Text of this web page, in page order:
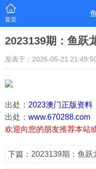
首页
2023139期：鱼跃
发表于：2026-05-21
出处： 2023澳门正版资料
出处： www.670288.com
欢迎向您的朋友推荐本站
下篇：2023139期：鱼跃